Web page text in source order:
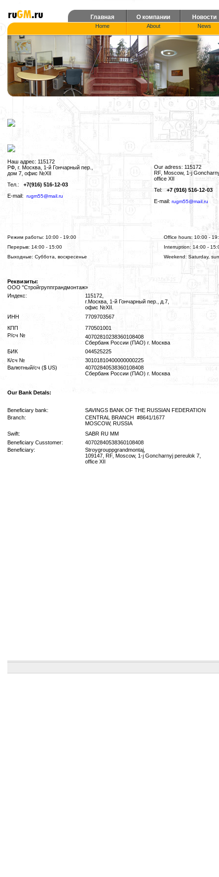
Главная
Home
О компании
About
Новости
News
Наш адрес: 115172
РФ, г. Москва, 1-й Гончарный пер.,
дом 7, офис №XII
Тел.:
+7(916) 516-12-03
E-mail: rugm55@mail.ru
Our adress: 115172
RF, Moscow, 1-j
office XII
Tel:+7 (916) 516-12-03
E-mail: rugm55@mail.ru
Режим работы: 10:00 - 19:00
Office hours: 10:00 -
Перерыв: 14:00 - 15:00
Interruption: 14:00 -
Выходные: Суббота, воскресенье
Weekend: Saturday,
Реквизиты:
ООО "Стройгруппграндмонтаж»
Индекс:
115172,
г.Москва, 1-й Гончарный пер., д.7,
офис №XII.
ИНН
КПП
7709703567
770501001
Р/сч №
40702810238360108408
Сбербанк России (ПАО) г. Москва
БИК
044525225
К/сч №
30101810400000000225
Валютный/сч ($ US)
40702840538360108408
Сбербанк России (ПАО) г. Москва
Our Bank Detals:
Beneficiary bank:
SAVINGS BANK OF THE RUSSIAN FEDERATION
Branch:
CENTRAL BRANCH #8641/1677
MOSCOW, RUSSIA
Swift:
SABR RU MM
Beneficiary Cusstomer:
40702840538360108408
Beneficiary:
Stroygrouppgrandmontaj,
109147, RF, Moscow, 1-j Goncharnyj pereulok 7,
office XII